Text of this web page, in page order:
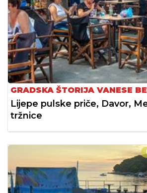
GRADSKA ŠTORIJA VANESE
Lijepe pulske priče, Davor,
tržnice